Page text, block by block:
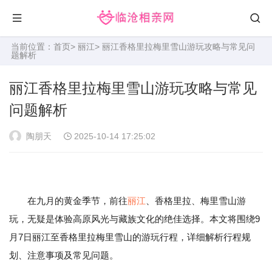
当前位置： 首页> 丽江> 丽江香格里拉梅里雪山游玩攻略与常见问
题解析
丽江香格里拉梅里雪山游玩攻略与常见
问题解析
陶朋天 2025-10-14 17:25:02
在九月的黄金季节，前往丽江 、香格里拉、梅里雪山游
玩，无疑是体验高原风光与藏族文化的绝佳选择。本文将围绕9
月7日丽江至香格里拉梅里雪山的游玩行程，详细解析行程规
划、注意事项及常见问题。